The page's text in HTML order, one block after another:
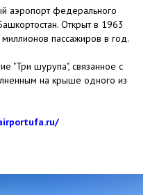
аэропорт федерального
Открыт в 1963
пассажиров в год.
"Три шурупа", связанное с
на крыше одного из